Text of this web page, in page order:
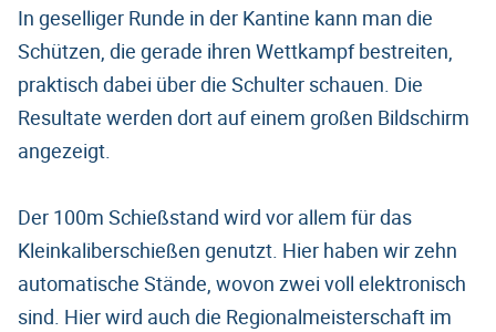
In geselliger Runde in der Kantine kann man die
Schützen, die gerade ihren Wettkampf bestreiten,
praktisch dabei über die Schulter schauen. Die
Resultate werden dort auf einem großen Bildschirm
angezeigt.
Der 100m Schießstand wird vor allem für das
Kleinkaliberschießen genutzt. Hier haben wir zehn
automatische Stände, wovon zwei voll elektronisch
sind. Hier wird auch die Regionalmeisterschaft im